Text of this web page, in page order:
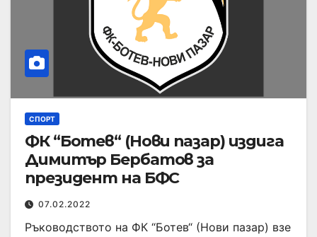
СПОРТ
ФК “Ботев“ (Нови пазар) издига
Димитър Бербатов за
президент на БФС
07.02.2022
Ръководството на ФК “Ботев“ (Нови пазар) взе